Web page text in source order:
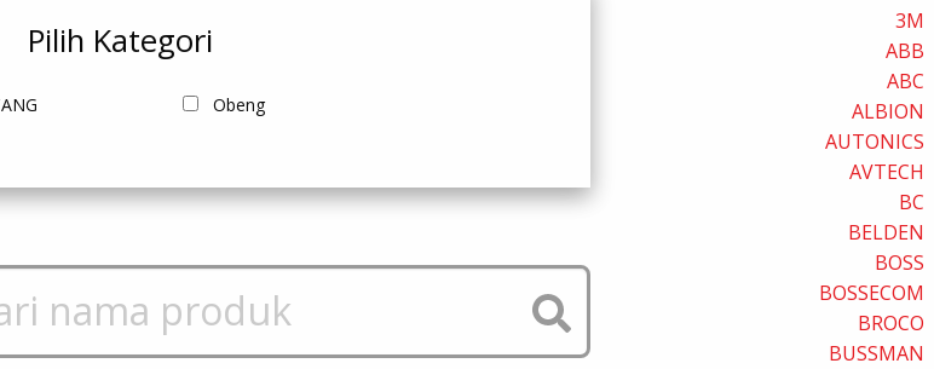
3M
ABB
ABC
ALBION
AUTONICS
AVTECH
BC
BELDEN
BOSS
BOSSECOM
BROCO
BUSSMAN
Pilih Kategori
Obeng